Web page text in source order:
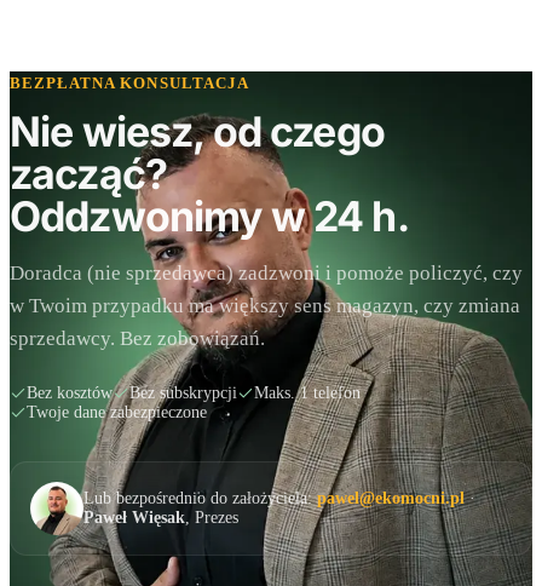
BEZPŁATNA KONSULTACJA
Nie wiesz, od czego
zacząć?
Oddzwonimy w 24 h.
Doradca (nie sprzedawca) zadzwoni i pomoże policzyć, czy
w Twoim przypadku ma większy sens magazyn, czy zmiana
sprzedawcy. Bez zobowiązań.
Bez kosztów Bez subskrypcji
Maks. 1 telefon
Twoje dane zabezpieczone
Lub bezpośrednio do założyciela:pawel@ekomocni.pl·
Paweł Więsak, Prezes